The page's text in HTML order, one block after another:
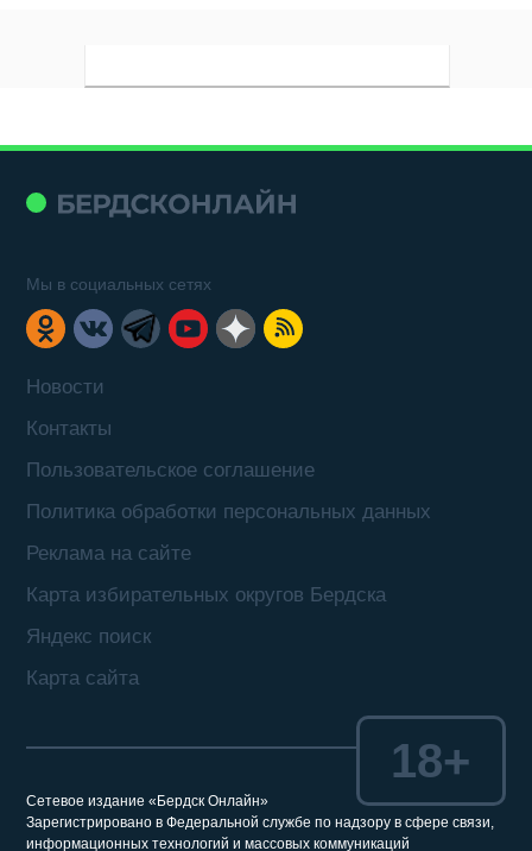
Новости
Контакты
Пользовательское соглашение
Политика обработки персональных данных
Реклама на сайте
Карта избирательных округов Бердска
Яндекс поиск
Карта сайта
Мы в социальных сетях
Сетевое издание «Бердск Онлайн»
Зарегистрировано в Федеральной службе по надзору в сфере связи,
информационных технологий и массовых коммуникаций
18+